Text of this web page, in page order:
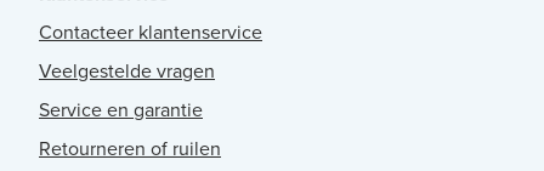
Contacteer klantenservice
Veelgestelde vragen
Service en garantie
Retourneren of ruilen